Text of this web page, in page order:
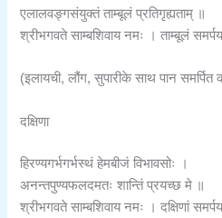
एलालवङ्गसंयुक्तं ताम्बूलं प्रतिगृह्यताम् ॥
श्रीभगवते साम्बशिवाय नमः । ताम्बूलं
(इलायची, लौंग, सुपारीके साथ पान
दक्षिणा
हिरण्यगर्भगर्भस्थं हेमबीजं विभावसोः ।
अनन्तपुण्यफलदमतः शान्तिं प्रयच्छ मे ॥
श्रीभगवते साम्बशिवाय नमः । दक्षिणां